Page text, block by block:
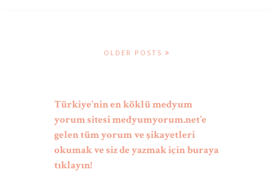
OLDER POSTS
Türkiye'nin en köklü medyum
yorum sitesi medyumyorum.net'e
gelen tüm yorum ve şikayetleri
okumak ve siz de yazmak için buraya
tıklayın!